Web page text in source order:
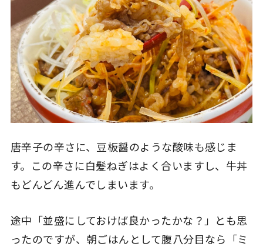
唐辛子の辛さに、豆板醤のような酸味も感じま
す。この辛さに白髪ねぎはよく合いますし、牛丼
もどんどん進んでしまいます。
途中「並盛にしておけば良かったかな？」とも思
ったのですが、朝ごはんとして腹八分目なら「ミ